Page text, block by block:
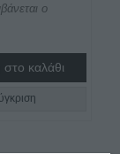
ο
καλάθι